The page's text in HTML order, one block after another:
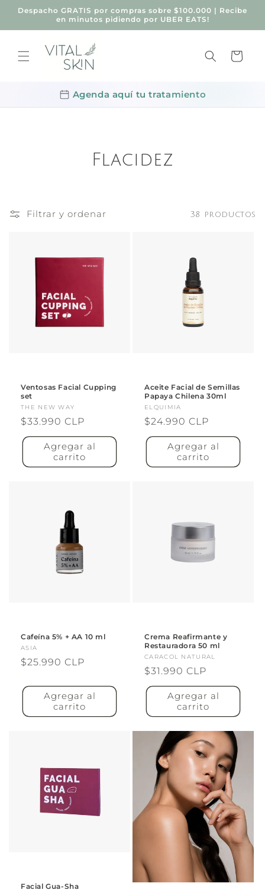
directamente
al contenido
Despacho GRATIS por compras sobre $100.000 | Recibe
en minutos pidiendo por UBER EATS!
Carrito
Agenda aquí tu tratamiento
Flacidez
Filtrar y ordenar 38 productos
Ventosas Facial Cupping
set
Proveedor:
THE NEW WAY
Precio
habitual
$33.990 CLP
Agregar al
carrito
Aceite Facial de Semillas
Papaya Chilena 30ml
Proveedor:
ELQUIMIA
Precio
habitual
$24.990 CLP
Agregar al
carrito
Cafeína 5% + AA 10 ml
Proveedor:
ASIA
Precio
$25.990 CLP
Agregar al
carrito
Crema Reafirmante y
Restauradora 50 ml
Proveedor:
CARACOL NATURAL
Precio
habitual
$31.990 CLP
Agregar al
carrito
Facial Gua-Sha